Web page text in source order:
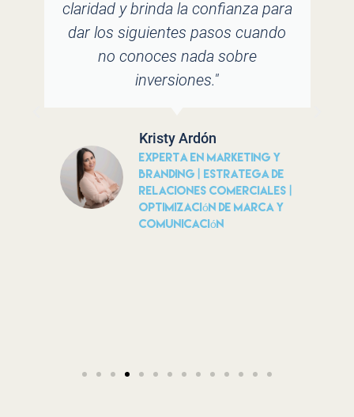
claridad y brinda la confianza para
dar los siguientes pasos cuando
no conoces nada sobre
inversiones."
Kristy Ardón
Experta en Marketing y
Branding | Estratega de
Relaciones Comerciales |
Optimización de Marca y
Comunicación